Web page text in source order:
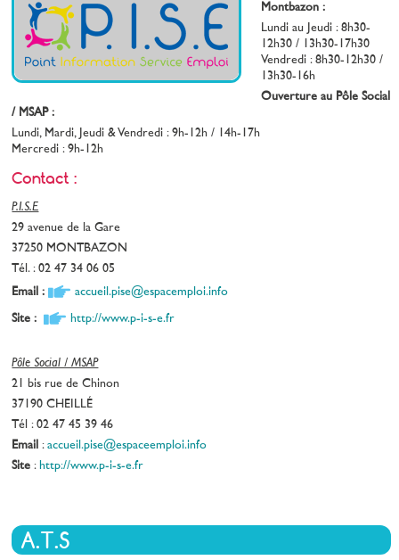
Montbazon :
Lundi au Jeudi : 8h30-
12h30 / 13h30-17h30
Vendredi : 8h30-12h30 /
13h30-16h
Ouverture au Pôle Social
/ MSAP :
Lundi, Mardi, Jeudi & Vendredi : 9h-12h / 14h-17h
Mercredi : 9h-12h
Contact :
P.I.S.E
29 avenue de la Gare
37250 MONTBAZON
Tél. : 02 47 34 06 05
Email :
accueil.pise@espacemploi.info
Site : http://www.p-i-s-e.fr
Pôle Social / MSAP
21 bis rue de Chinon
37190 CHEILLÉ
Tél : 02 47 45 39 46
Email :accueil.pise@espaceemploi.info
Site : http://www.p-i-s-e.fr
A.T.S